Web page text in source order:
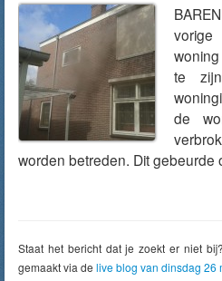
te
de
worden betreden. Dit
Staat het bericht dat je zoekt er niet
gemaakt via de live blog van dinsdag 26